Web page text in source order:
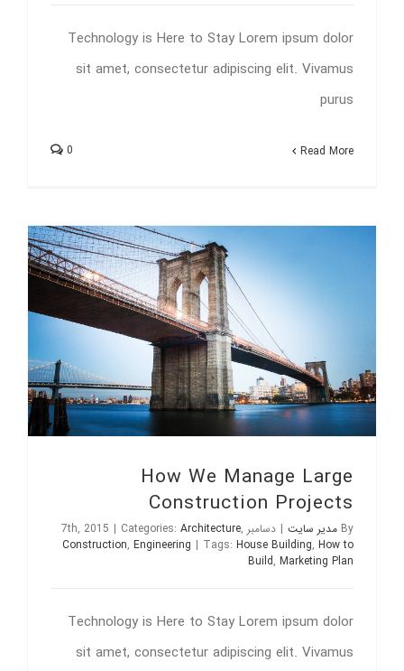
Technology is Here to Stay Lorem ipsum dolor
sit amet, consectetur adipiscing elit. Vivamus
purus
Read More
0
How We Manage Large
Construction Projects
By مدیر سایت | دسامبر 7th, 2015 | Categories: Architecture,
Construction, Engineering | Tags: House Building, How to
Build, Marketing Plan
Technology is Here to Stay Lorem ipsum dolor
sit amet, consectetur adipiscing elit. Vivamus